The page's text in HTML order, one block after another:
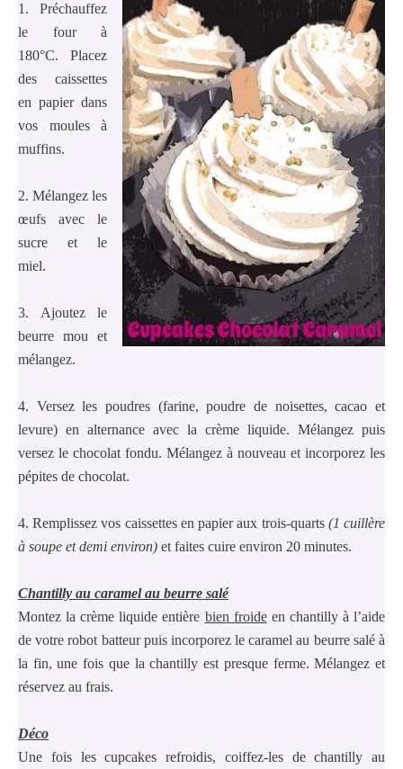
1. Préchauffez
le four à
180°C. Placez
des caissettes
en papier dans
vos moules à
muffins.
2. Mélangez les
œufs avec le
sucre et le
miel.
3. Ajoutez le
beurre mou et
mélangez.
4. Versez les poudres (farine, poudre de noisettes, cacao et
levure) en alternance avec la crème liquide. Mélangez puis
versez le chocolat fondu. Mélangez à nouveau et incorporez les
pépites de chocolat.
4. Remplissez vos caissettes en papier aux trois-quarts (1 cuillère
à soupe et demi environ) et faites cuire environ 20 minutes.
Chantilly au caramel au beurre salé
Montez la crème liquide entière bien froideen chantilly à l’aide
de votre robot batteur puis incorporez le caramel au beurre salé à
la fin, une fois que la chantilly est presque ferme. Mélangez et
réservez au frais.
Déco
Une fois les cupcakes refroidis, coiffez-les de chantilly au